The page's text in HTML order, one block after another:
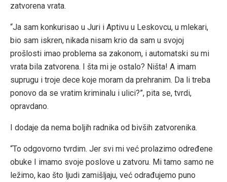
zatvorena vrata.
“Ja sam konkurisao u Juri i Aptivu u Leskovcu, u mlekari,
bio sam iskren, nikada nisam krio da sam u svojoj
prošlosti imao problema sa zakonom, i automatski su mi
vrata bila zatvorena. I šta mi je ostalo? Ništa! A imam
suprugu i troje dece koje moram da prehranim. Da li treba
ponovo da se vratim kriminalu i ulici?”, pita se, tvrdi,
opravdano.
I dodaje da nema boljih radnika od bivših zatvorenika.
“To odgovorno tvrdim. Jer svi mi već prolazimo određene
obuke I imamo svoje poslove u zatvoru. Mi tamo samo ne
ležimo, kao što ljudi zamišljaju, već odrađujemo puno